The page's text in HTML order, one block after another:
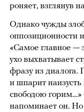
роняет, взглянув
Однако чужды
оппозиционности
«Самое главное —
ухо выхватывает
фразу из диалога.
и шпарит наизусть
свободою
напоминает он.